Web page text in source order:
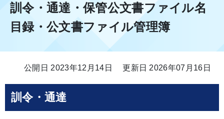
訓令・通達・保管公文書ファイル名
目録・公文書ファイル管理簿
公開日 2023年12月14日 更新日 2026年07月16日
訓令・通達